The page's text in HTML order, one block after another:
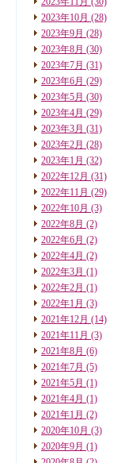
2023年10月 (28)
2023年9月 (28)
2023年8月 (30)
2023年7月 (31)
2023年6月 (29)
2023年5月 (30)
2023年4月 (29)
2023年3月 (31)
2023年2月 (28)
2023年1月 (32)
2022年12月 (31)
2022年11月 (29)
2022年10月 (3)
2022年8月 (2)
2022年6月 (2)
2022年4月 (2)
2022年3月 (1)
2022年2月 (1)
2022年1月 (3)
2021年12月 (14)
2021年11月 (3)
2021年8月 (6)
2021年7月 (5)
2021年5月 (1)
2021年4月 (1)
2021年1月 (2)
2020年10月 (3)
2020年9月 (1)